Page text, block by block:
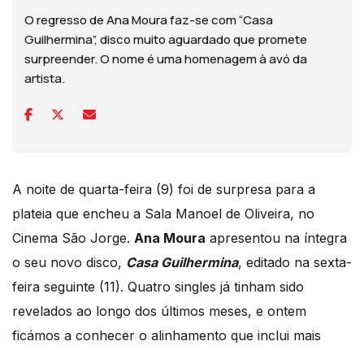
O regresso de Ana Moura faz-se com “Casa
Guilhermina”, disco muito aguardado que promete
surpreender. O nome é uma homenagem à avó da
artista.
A noite de quarta-feira (9) foi de surpresa para a
plateia que encheu a Sala Manoel de Oliveira, no
Cinema São Jorge. Ana Moura apresentou na íntegra
o seu novo disco, Casa Guilhermina, editado na sexta-
feira seguinte (11). Quatro singles já tinham sido
revelados ao longo dos últimos meses, e ontem
ficámos a conhecer o alinhamento que inclui mais